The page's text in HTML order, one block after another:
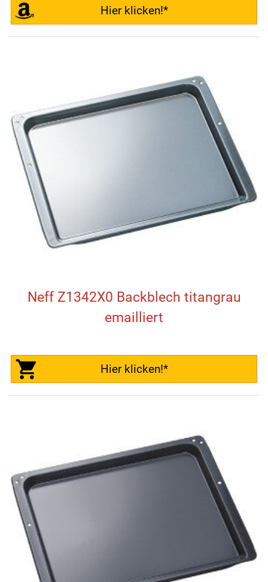
Hier klicken!*
Neff Z1342X0 Backblech titangrau
emailliert
Hier klicken!*